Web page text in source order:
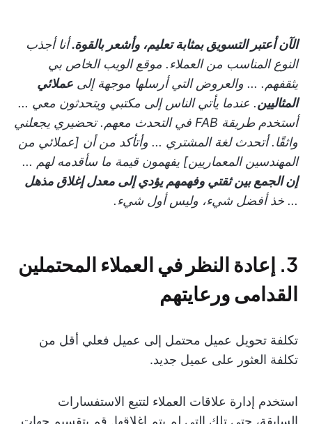
الآن أعتبر التسويق بمثابة تعليم، وأشعر بالقوة.أنا أجذب
النوع المناسب من العملاء. موقع الويب الخاص بي
يثقفهم. ... والعروض التي أرسلها موجهة إلى عملائي
المثاليين. عندما يأتي الناس إلى مكتبي ويتحدثون معي ...
أستخدم طريقة FAB في التحدث معهم. تحضيري يجعلني
واثقًا. أتحدث لغة المشتري ... وأتأكد من أن [عملائي من
المهندسين المعماريين] يفهمون قيمة ما سأقدمه لهم ...
إن الجمع بين ثقتي وفهمهم يؤدي إلى معدل إغلاق مذهل
... خذ أفضل شيء، وليس أول شيء.
3. إعادة النظر في العملاء المحتملين
القدامى ورعايتهم
تكلفة تحويل عميل محتمل إلى عميل فعلي أقل من
تكلفة العثور على عميل جديد.
استخدم إدارة علاقات العملاء لتتبع الاستفسارات
السابقة، حتى تلك التي لم يتم إغلاقها. قم بتقسيم جهات